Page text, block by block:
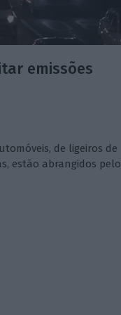
emissões
de ligeiros de
estão abrangidos pelo